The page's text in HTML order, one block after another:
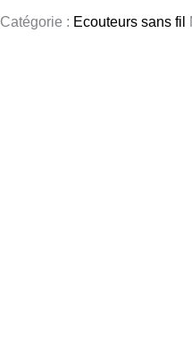
Catégorie : Ecouteurs sans fil